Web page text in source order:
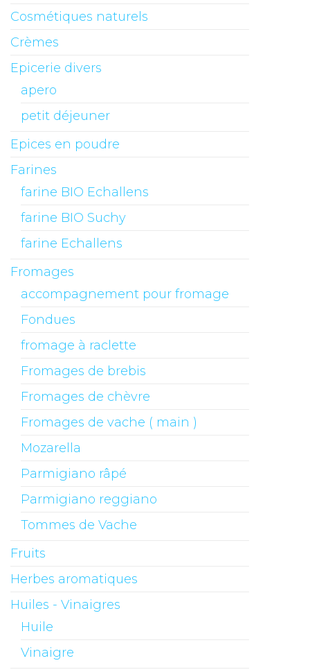
Cosmétiques naturels
Crèmes
Epicerie divers
apero
petit déjeuner
Epices en poudre
Farines
farine BIO Echallens
farine BIO Suchy
farine Echallens
Fromages
accompagnement pour fromage
Fondues
fromage à raclette
Fromages de brebis
Fromages de chèvre
Fromages de vache ( main )
Mozarella
Parmigiano râpé
Parmigiano reggiano
Tommes de Vache
Fruits
Herbes aromatiques
Huiles - Vinaigres
Huile
Vinaigre